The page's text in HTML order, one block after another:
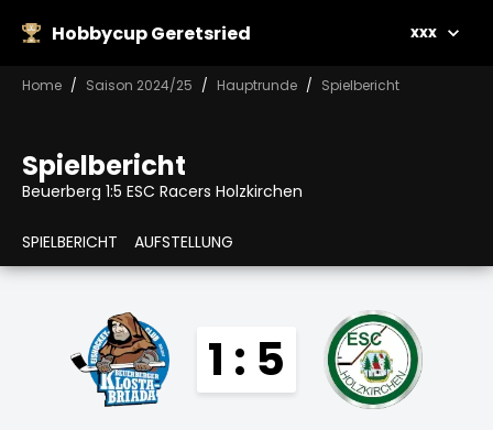
Hobbycup Geretsried xxx
Home Saison 2024/25 Hauptrunde Spielbericht
Spielbericht
Beuerberg 1:5 ESC Racers Holzkirchen
SPIELBERICHT AUFSTELLUNG
1 : 5